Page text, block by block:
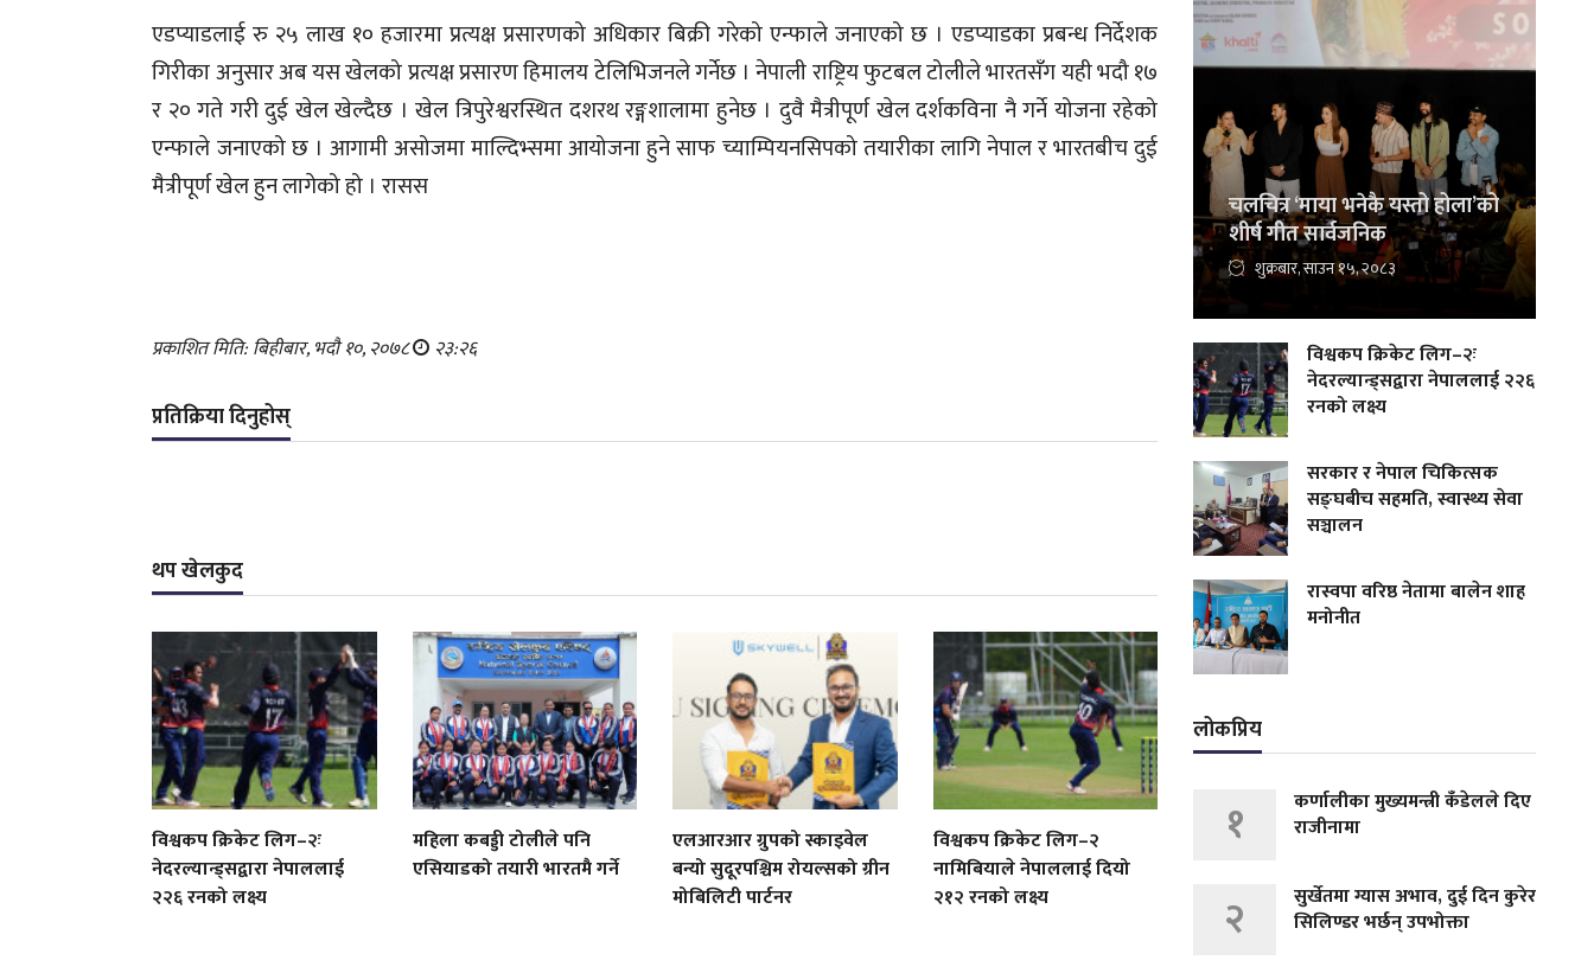
एडप्याडलाई रु २५ लाख १० हजारमा प्रत्यक्ष प्रसारणको अधिकार बिक्री गरेको एन्फाले जनाएको छ । एडप्याडका प्रबन्ध निर्देशक
गिरीका अनुसार अब यस खेलको प्रत्यक्ष प्रसारण हिमालय टेलिभिजनले गर्नेछ । नेपाली राष्ट्रिय फुटबल टोलीले भारतसँग यही भदौ १७
र २० गते गरी दुई खेल खेल्दैछ । खेल त्रिपुरेश्वरस्थित दशरथ रङ्गशालामा हुनेछ । दुवै मैत्रीपूर्ण खेल दर्शकविना नै गर्ने योजना रहेको
एन्फाले जनाएको छ । आगामी असोजमा माल्दिभ्समा आयोजना हुने साफ च्याम्पियनसिपको तयारीका लागि नेपाल र भारतबीच दुई
मैत्रीपूर्ण खेल हुन लागेको हो । रासस
प्रकाशित मिति: बिहीबार, भदौ १०, २०७८ २३:२६
प्रतिक्रिया दिनुहोस्
थप खेलकुद
विश्वकप क्रिकेट लिग–२ः
नेदरल्यान्ड्सद्वारा नेपाललाई
२२६ रनको लक्ष्य
महिला कबड्डी टोलीले पनि
एसियाडको तयारी भारतमै गर्ने
एलआरआर ग्रुपको स्काइवेल
बन्यो सुदूरपश्चिम रोयल्सको ग्रीन
मोबिलिटी पार्टनर
विश्वकप क्रिकेट लिग–२
नामिबियाले नेपाललाई दियो
२१२ रनको लक्ष्य
चलचित्र ‘माया भनेकै यस्तो होला’को
शीर्ष गीत सार्वजनिक
शुक्रबार, साउन १५, २०८३
विश्वकप क्रिकेट लिग–२ः
नेदरल्यान्ड्सद्वारा नेपाललाई २२६
रनको लक्ष्य
सरकार र नेपाल चिकित्सक
सङ्घबीच सहमति, स्वास्थ्य सेवा
सञ्चालन
रास्वपा वरिष्ठ नेतामा बालेन शाह
मनोनीत
लोकप्रिय
१
कर्णालीका मुख्यमन्त्री कँडेलले दिए
राजीनामा
२
सुर्खेतमा ग्यास अभाव, दुई दिन कुरेर
सिलिण्डर भर्छन् उपभोक्ता